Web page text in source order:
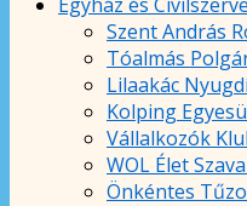
Szent András
Tóalmás
Lilaakác
Kolping
Vállalkozók
WOL Élet
Önkéntes